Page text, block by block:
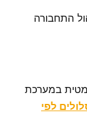
התחבורה
במערכת
לפי